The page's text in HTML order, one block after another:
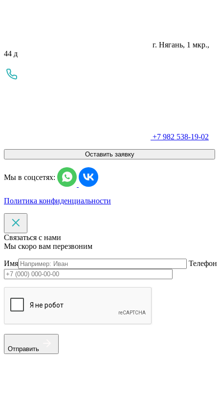
г. Нягань, 1 мкр.,
44 д
+7 982 538-19-02
Оставить заявку
Мы в соцсетях:
Политика конфиденциальности
Связаться с нами
Мы скоро вам перезвоним
Имя Телефон
Отправить